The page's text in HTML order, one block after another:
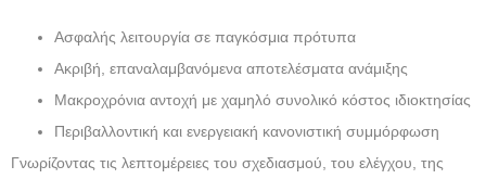
Ασφαλής λειτουργία σε παγκόσμια πρότυπα
Ακριβή, επαναλαμβανόμενα αποτελέσματα ανάμιξης
Μακροχρόνια αντοχή με χαμηλό συνολικό κόστος ιδιοκτησίας
Περιβαλλοντική και ενεργειακή κανονιστική συμμόρφωση
Γνωρίζοντας τις λεπτομέρειες του σχεδιασμού, του ελέγχου, της